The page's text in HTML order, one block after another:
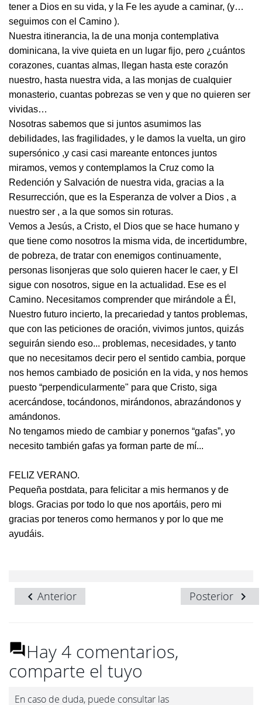
tener a Dios en su vida, y la Fe les ayude a caminar, (y…
seguimos con el Camino ).
Nuestra itinerancia, la de una monja contemplativa
dominicana, la vive quieta en un lugar fijo, pero ¿cuántos
corazones, cuantas almas, llegan hasta este corazón
nuestro, hasta nuestra vida, a las monjas de cualquier
monasterio, cuantas pobrezas se ven y que no quieren ser
vividas…
Nosotras sabemos que si juntos asumimos las
debilidades, las fragilidades, y le damos la vuelta, un giro
supersónico ,y casi casi mareante entonces juntos
miramos, vemos y contemplamos la Cruz como la
Redención y Salvación de nuestra vida, gracias a la
Resurrección, que es la Esperanza de volver a Dios , a
nuestro ser , a la que somos sin roturas.
Vemos a Jesús, a Cristo, el Dios que se hace humano y
que tiene como nosotros la misma vida, de incertidumbre,
de pobreza, de tratar con enemigos continuamente,
personas lisonjeras que solo quieren hacer le caer, y El
sigue con nosotros, sigue en la actualidad. Ese es el
Camino. Necesitamos comprender que mirándole a Él,
Nuestro futuro incierto, la precariedad y tantos problemas,
que con las peticiones de oración, vivimos juntos, quizás
seguirán siendo eso... problemas, necesidades, y tanto
que no necesitamos decir pero el sentido cambia, porque
nos hemos cambiado de posición en la vida, y nos hemos
puesto “perpendicularmente" para que Cristo, siga
acercándose, tocándonos, mirándonos, abrazándonos y
amándonos.
No tengamos miedo de cambiar y ponernos “gafas”, yo
necesito también gafas ya forman parte de mí...
FELIZ VERANO.
Pequeña postdata, para felicitar a mis hermanos y de
blogs. Gracias por todo lo que nos aportáis, pero mi
gracias por teneros como hermanos y por lo que me
ayudáis.
Posterior
Anterior
Hay 4 comentarios,
comparte el tuyo
En caso de duda, puede consultar las